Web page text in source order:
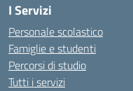
I Servizi
Personale scolastico
Famiglie e studenti
Percorsi di studio
Tutti i servizi